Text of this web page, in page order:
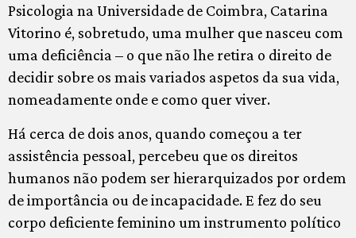
Psicologia na Universidade de Coimbra, Catarina
Vitorino é, sobretudo, uma mulher que nasceu com
uma deficiência – o que não lhe retira o direito de
decidir sobre os mais variados aspetos da sua vida,
nomeadamente onde e como quer viver.
Há cerca de dois anos, quando começou a ter
assistência pessoal, percebeu que os direitos
humanos não podem ser hierarquizados por ordem
de importância ou de incapacidade. E fez do seu
corpo deficiente feminino um instrumento político